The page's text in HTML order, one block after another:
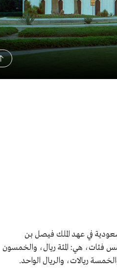
في عهد الملك فيصل بن
فئات، هي: المئة ريال، والخمسون
ريالات، والريال الواحد.